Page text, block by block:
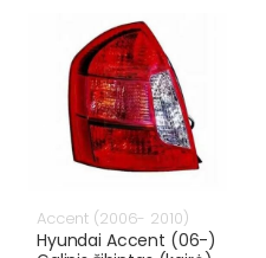
Accent (2006- 2010)
Hyundai Accent (06-)